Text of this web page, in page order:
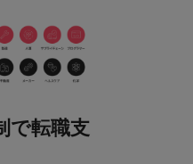
で転職支